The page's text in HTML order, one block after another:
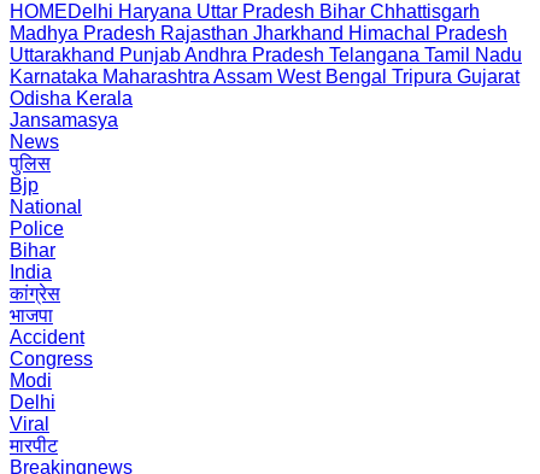
HOMEDelhi Haryana Uttar Pradesh Bihar Chhattisgarh
Madhya Pradesh Rajasthan Jharkhand Himachal Pradesh
Uttarakhand PunjabAndhra Pradesh Telangana Tamil Nadu
Karnataka Maharashtra Assam West Bengal Tripura Gujarat
Odisha Kerala
Jansamasya
News
पुलिस
Bjp
National
Police
Bihar
India
कांग्रेस
भाजपा
Accident
Congress
Modi
Delhi
Viral
मारपीट
Breakingnews